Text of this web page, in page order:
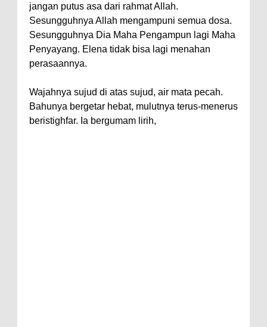
jangan putus asa dari rahmat Allah.
Sesungguhnya Allah mengampuni semua dosa.
Sesungguhnya Dia Maha Pengampun lagi Maha
Penyayang. Elena tidak bisa lagi menahan
perasaannya.
Wajahnya sujud di atas sujud, air mata pecah.
Bahunya bergetar hebat, mulutnya terus-menerus
beristighfar. Ia bergumam lirih,